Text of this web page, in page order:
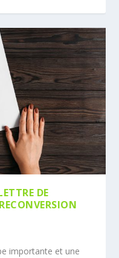
DE
importante et une